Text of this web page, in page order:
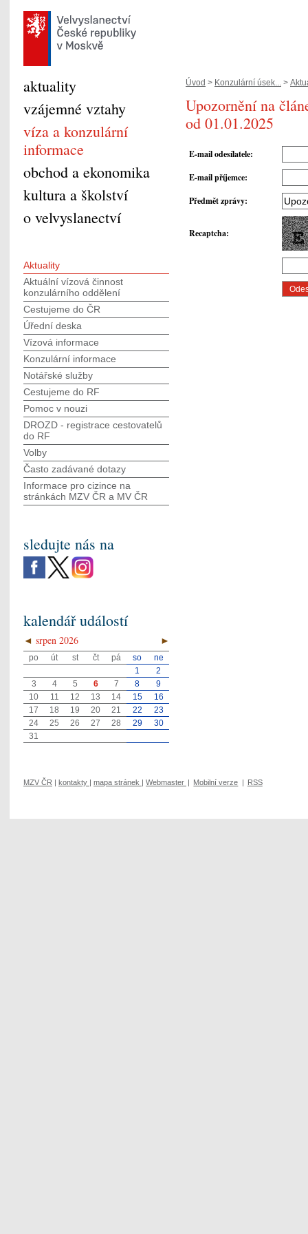
Úvod > Konzulární úsek... >
Upozornění na
od 01.01.2025
E-mail odesílatele:
E-mail příjemce:
Předmět zprávy:
Recaptcha:
aktuality
vzájemné vztahy
víza a konzulární
informace
obchod a ekonomika
kultura a školství
o velvyslanectví
Aktuality
Aktuální vízová činnost
konzulárního oddělení
Cestujeme do ČR
Úřední deska
Vízová informace
Konzulární informace
Notářské služby
Cestujeme do RF
Pomoc v nouzi
DROZD - registrace cestovatelů
do RF
Volby
Často zadávané dotazy
Informace pro cizince na
stránkách MZV ČR а MV ČR
sledujte nás na
kalendář událostí
◄ ►
srpen 2026
po út st čt pá so
ne
1
2
3
4 5 6 7 8
9
10
11 12 13 14 15
16
17
18 19 20 21 22
23
24
25 26 27 28 29
30
31
MZV ČR kontakty mapa stránek Webmaster Mobilní verze RSS